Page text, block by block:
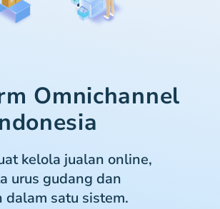
Omnichannel
kelola jualan online,
urus gudang dan
dalam satu sistem.